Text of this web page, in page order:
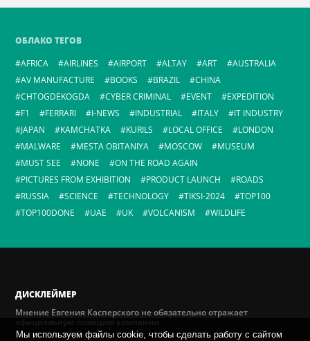
ОБЛАКО ТЕГОВ
AFRICA
AIRLINES AIRPORT ALTAY ART
AUSTRALIA
AV MANUFACTURE
BOOKS BRAZIL
CHINA
CHTOGDEKOGDA
CYBER CRIMINAL EVENT
EXPEDITION
F1
FERRARI I-NEWS INDUSTRIAL ITALY
IT INDUSTRY
JAPAN
KAMCHATKA KURILS LOCAL OFFICE
LONDON
MALWARE
MESTA OBITANIYA MOSCOW
MUSEUM
MUST SEE
NONE
ON THE ROAD AGAIN
PICTURES FROM EXHIBITION
PRODUCT LAUNCH
ROADS
RUSSIA
SCIENCE TECHNOLOGY TIKSI-2024
TOP100
TOP100DONE
UAE UK VOLCANISM WILDLIFE
ДИСКЛЕЙМЕР
Мнение Евгения Касперского не обязательно отражает
официальную позицию компании.
Мы используем файлы cookie, чтобы сделать работу с сайтом